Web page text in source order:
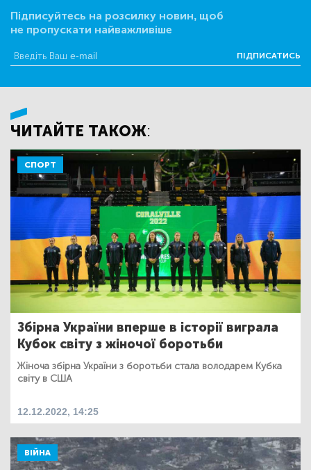
Підписуйтесь на розсилку новин, щоб
не пропускати найважливіше
ПІДПИСАТИСЬ
ЧИТАЙТЕ ТАКОЖ:
СПОРТ
Збірна України вперше в історії виграла
Кубок світу з жіночої боротьби
Жіноча збірна України з боротьби стала володарем Кубка
світу в США
12.12.2022, 14:25
ВІЙНА